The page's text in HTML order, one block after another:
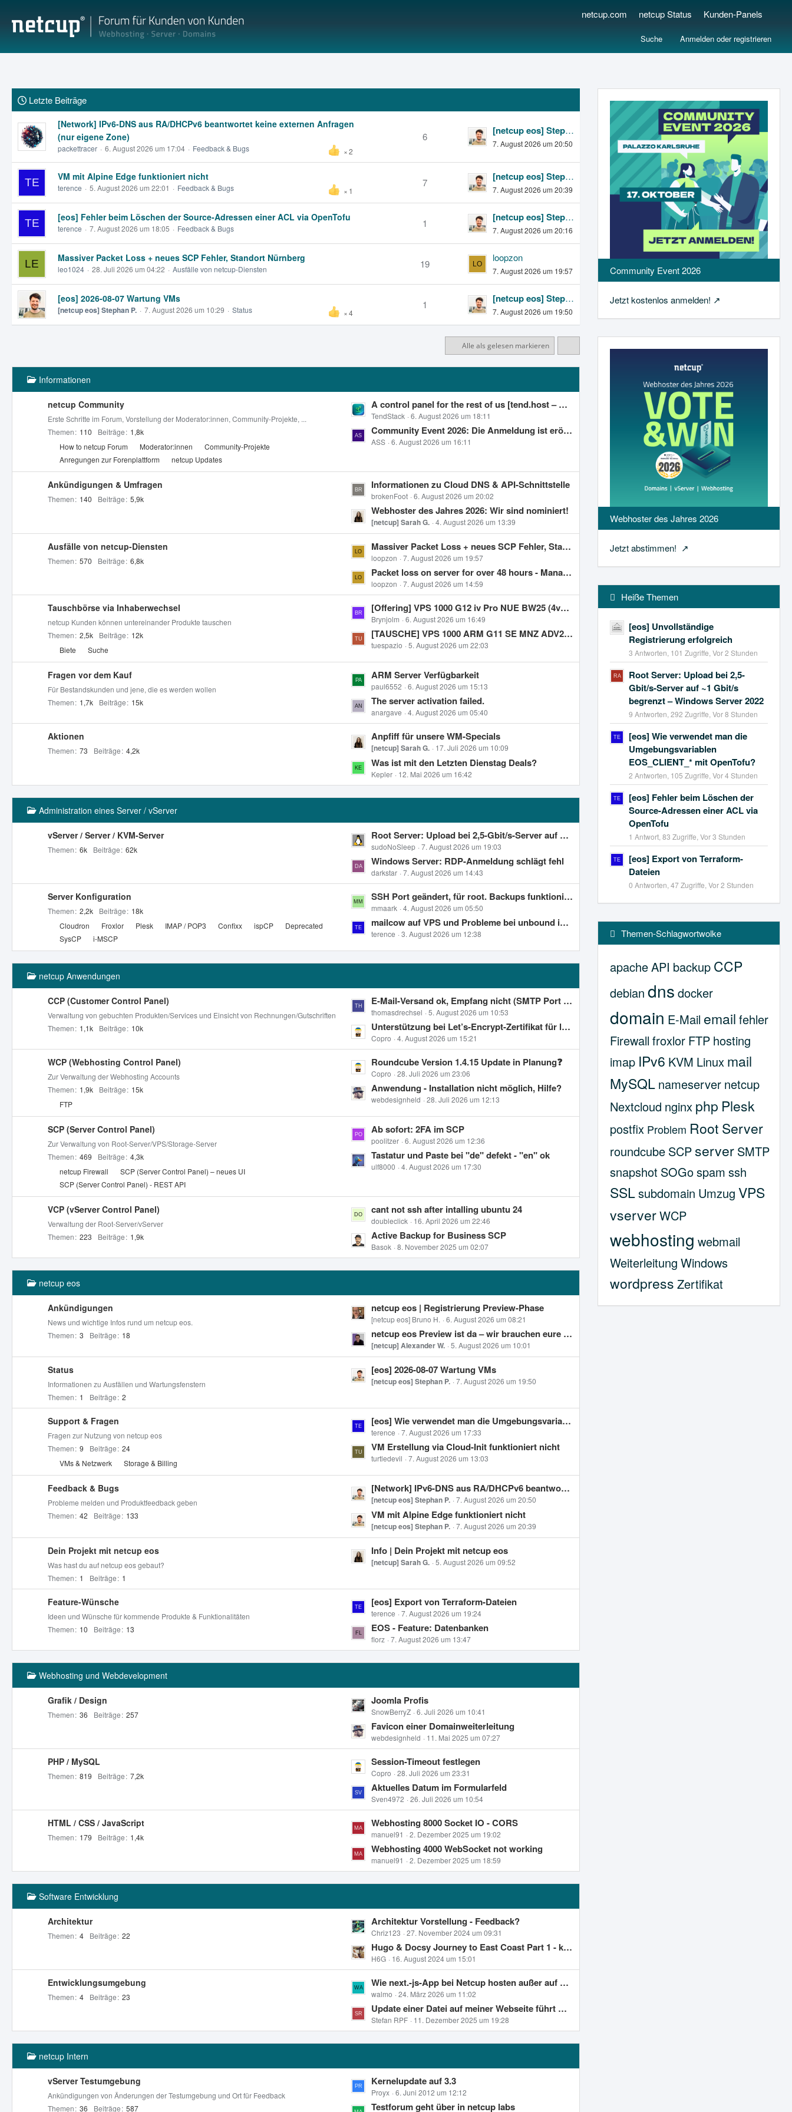
netcup.com netcup Status Kunden-Panels
Anmelden oder registrieren
Suche
Letzte Beiträge
[Network] IPv6-DNS aus RA/DHCPv6 beantwortet keine externen Anfragen
(nur eigene Zone)
2
packettracer 6. August 2026 um 17:04 Feedback & Bugs
6
[netcup eos] Stephan P.
7. August 2026 um 20:50
VM mit Alpine Edge funktioniert nicht
1
terence 5. August 2026 um 22:01 Feedback & Bugs 7
[netcup eos] Stephan P.
7. August 2026 um 20:39
[eos] Fehler beim Löschen der Source-Adressen einer ACL via OpenTofu
terence 7. August 2026 um 18:05 Feedback & Bugs 1
[netcup eos] Stephan P.
7. August 2026 um 20:16
Massiver Packet Loss + neues SCP Fehler, Standort Nürnberg
leo1024 28. Juli 2026 um 04:22 Ausfälle von netcup-Diensten 19
loopzon
7. August 2026 um 19:57
[eos] 2026-08-07 Wartung VMs
4
[netcup eos] Stephan P. 7. August 2026 um 10:29 Status 1
[netcup eos] Stephan P.
7. August 2026 um 19:50
Alle als gelesen markieren
Informationen
netcup Community
Erste Schritte im Forum, Vorstellung der Moderator:innen, Community-Projekte, ...
Themen
110 Beiträge 1,8k
L
e
t
z
e
B
e
i
t
r
ä
g
e
A control panel for the rest of us [tend.host – Das Open-Source-Control-Panel für App-Deployments, Backups & Server-Verwaltung]
TendStack 6. August 2026 um 18:11
Community Event 2026: Die Anmeldung ist eröffnet!
ASS 6. August 2026 um 16:11
t
e
r
r
e
n
How to netcup Forum Moderator:innen
Community-Projekte
Anregungen zur Forenplattform
netcup Updates
Ankündigungen & Umfragen
Themen 140 Beiträge 5,9k
L
e
t
z
t
e
B
e
i
g
Informationen zu Cloud DNS & API-Schnittstelle
brokenFoot 6. August 2026 um 20:02
Webhoster des Jahres 2026: Wir sind nominiert!
[netcup] Sarah G. 4. August 2026 um 13:39
Ausfälle von netcup-Diensten
Themen 570 Beiträge 6,8k
L
e
t
z
t
e
B
e
i
t
r
ä
g
e
Massiver Packet Loss + neues SCP Fehler, Standort Nürnberg
loopzon 7. August 2026 um 19:57
Packet loss on server for over 48 hours - Manassas
loopzon 7. August 2026 um 14:59
Tauschbörse via Inhaberwechsel
netcup Kunden können untereinander Produkte tauschen
Themen 2,5k Beiträge 12k
L
e
t
z
t
e
B
e
i
t
r
ä
g
e
[Offering] VPS 1000 G12 iv Pro NUE BW25 (4vcpu, 8gb ram, 512gb nvme)
Brynjolm 6. August 2026 um 16:49
[TAUSCHE] VPS 1000 ARM G11 SE MNZ ADV24 gegen x86 (RS oder VPS)
tuespazio 5. August 2026 um 22:03
n
t
e
r
o
r
e
Biete Suche
Fragen vor dem Kauf
Für Bestandskunden und jene, die es werden wollen
Themen
1,7k Beiträge 15k
L
e
t
z
t
e
B
e
i
e
ARM Server Verfügbarkeit
paul6552 6. August 2026 um 15:13
The server activation failed.
anargave 4. August 2026 um 05:40
Aktionen
Themen 73 Beiträge 4,2k
L
e
t
z
t
e
e
e
Anpfiff für unsere WM-Specials
[netcup] Sarah G. 17. Juli 2026 um 10:09
Was ist mit den Letzten Dienstag Deals?
Kepler 12. Mai 2026 um 16:42
Administration eines Server / vServer
vServer / Server / KVM-Server
Themen 6k Beiträge 62k
L
e
t
z
t
e
B
e
i
t
r
g
e
Root Server: Upload bei 2,5-Gbit/s-Server auf ~1 Gbit/s begrenzt – Windows Server 2022
sudoNoSleep 7. August 2026 um 19:03
Windows Server: RDP-Anmeldung schlägt fehl
darkstar 7. August 2026 um 14:43
Server Konfiguration
Themen 2,2k Beiträge 18k
L
e
t
z
t
e
e
i
t
r
ä
g
e
SSH Port geändert, für root. Backups funktionieren nicht.
mmaark 4. August 2026 um 05:50
mailcow auf VPS und Probleme bei unbound im Zusammenhang mit mail.protection.outlook.com
terence 3. August 2026 um 12:38
t
e
r
f
o
r
e
Cloudron Froxlor Plesk IMAP / POP3 Confixx ispCP
Deprecated
SysCP
i-MSCP
netcup Anwendungen
CCP (Customer Control Panel)
Verwaltung von gebuchten Produkten/Services und Einsicht von Rechnungen/Gutschriften
Themen
1,1k Beiträge 10k
L
e
t
z
t
e
B
e
i
t
r
ä
g
e
E-Mail-Versand ok, Empfang nicht (SMTP Port 25 is closed)
thomasdrechsel 5. August 2026 um 10:53
Unterstützung bei Let’s-Encrypt-Zertifikat für ludivanta.de gesucht
Copro 4. August 2026 um 15:21
WCP (Webhosting Control Panel)
Zur Verwaltung der Webhosting Accounts
Themen
1,9k Beiträge 15k
L
e
t
z
t
e
B
e
i
g
Roundcube Version 1.4.15 Update in Planung❓
Copro 28. Juli 2026 um 23:06
Anwendung - Installation nicht möglich, Hilfe?
webdesignheld 28. Juli 2026 um 12:13
n
t
e
r
r
e
n
FTP
SCP (Server Control Panel)
Zur Verwaltung von Root-Server/VPS/Storage-Server
Themen 469 Beiträge 4,3k
L
e
t
z
e
B
e
i
t
r
ä
e
Ab sofort: 2FA im SCP
poolitzer 6. August 2026 um 12:36
Tastatur und Paste bei "de" defekt - "en" ok
ulf8000 4. August 2026 um 17:30
t
e
r
f
r
e
n
netcup Firewall
SCP (Server Control Panel) – neues UI
SCP (Server Control Panel) - REST API
VCP (vServer Control Panel)
Verwaltung der Root-Server/vServer
Themen 223 Beiträge 1,9k
L
e
t
z
t
e
i
r
e
cant not ssh after intalling ubuntu 24
doubleclick 16. April 2026 um 22:46
Active Backup for Business SCP
Basok 8. November 2025 um 02:07
netcup eos
Ankündigungen
News und wichtige Infos rund um netcup eos.
Themen 3 Beiträge 18
L
e
t
z
t
e
B
i
t
r
ä
g
e
netcup eos | Registrierung Preview-Phase
[netcup eos] Bruno H. 6. August 2026 um 08:21
netcup eos Preview ist da – wir brauchen eure Meinung
[netcup] Alexander W. 5. August 2026 um 10:01
Status
Informationen zu Ausfällen und Wartungsfenstern
Themen
1 Beiträge 2
L
e
z
t
e
B
e
i
t
r
ä
g
e
[eos] 2026-08-07 Wartung VMs
[netcup eos] Stephan P. 7. August 2026 um 19:50
Support & Fragen
Fragen zur Nutzung von netcup eos
Themen 9 Beiträge 24
L
e
t
z
t
e
B
e
i
t
r
ä
e
[eos] Wie verwendet man die Umgebungsvariablen EOS_CLIENT_* mit OpenTofu?
terence 7. August 2026 um 17:33
VM Erstellung via Cloud-Init funktioniert nicht
turtledevil 7. August 2026 um 13:03
n
t
e
r
o
r
e
n
VMs & Netzwerk Storage & Billing
Feedback & Bugs
Probleme melden und Produktfeedback geben
Themen 42 Beiträge 133
L
e
t
z
t
e
B
i
t
r
ä
g
[Network] IPv6-DNS aus RA/DHCPv6 beantwortet keine externen Anfragen (nur eigene Zone)
[netcup eos] Stephan P. 7. August 2026 um 20:50
VM mit Alpine Edge funktioniert nicht
[netcup eos] Stephan P. 7. August 2026 um 20:39
Dein Projekt mit netcup eos
Was hast du auf netcup eos gebaut?
Themen
1 Beiträge 1
L
e
z
t
e
B
e
i
t
g
Info | Dein Projekt mit netcup eos
[netcup] Sarah G. 5. August 2026 um 09:52
Feature-Wünsche
Ideen und Wünsche für kommende Produkte & Funktionalitäten
Themen
10 Beiträge 13
L
e
t
z
t
e
i
r
g
e
[eos] Export von Terraform-Dateien
terence 7. August 2026 um 19:24
EOS - Feature: Datenbanken
florz 7. August 2026 um 13:47
Webhosting und Webdevelopment
Grafik / Design
Themen 36 Beiträge 257
L
e
t
z
t
e
B
e
i
r
g
e
Joomla Profis
SnowBerryZ 6. Juli 2026 um 10:41
Favicon einer Domainweiterleitung
webdesignheld 11. Mai 2025 um 07:27
PHP / MySQL
Themen 819 Beiträge 7,2k
L
e
t
z
t
e
B
e
i
g
e
Session-Timeout festlegen
Copro 28. Juli 2026 um 23:31
Aktuelles Datum im Formularfeld
Sven4972 26. Juli 2026 um 10:54
HTML / CSS / JavaScript
Themen 179 Beiträge 1,4k
L
e
t
z
t
e
i
r
g
e
Webhosting 8000 Socket IO - CORS
manuel91 2. Dezember 2025 um 19:02
Webhosting 4000 WebSocket not working
manuel91 2. Dezember 2025 um 18:59
Software Entwicklung
Architektur
Themen 4 Beiträge 22
L
e
t
z
t
e
B
e
i
g
e
Architektur Vorstellung - Feedback?
Chriz123 27. November 2024 um 09:31
Hugo & Docsy Journey to East Coast Part 1 - kann wer helfen?
H6G 16. August 2024 um 15:01
Entwicklungsumgebung
Themen 4 Beiträge 23
L
e
t
z
t
e
Wie next.-js-App bei Netcup hosten außer auf einem VPS?
walmo 24. März 2026 um 11:02
Update einer Datei auf meiner Webseite führt NICHT dazu, daß sie ausgeführt wird, sondern der alte Code
Stefan RPF 11. Dezember 2025 um 19:28
netcup Intern
vServer Testumgebung
Ankündigungen von Änderungen der Testumgebung und Ort für Feedback
Themen 36 Beiträge 587
L
e
t
Kernelupdate auf 3.3
Proyx 6. Juni 2012 um 12:12
Testforum geht über in netcup labs
Community Event 2026
Jetzt kostenlos anmelden!
Webhoster des Jahres 2026
Jetzt abstimmen!
Heiße Themen
[eos] Unvollständige
Registrierung erfolgreich
3 Antworten, 101 Zugriffe, Vor 2 Stunden
Root Server: Upload bei 2,5-
Gbit/s-Server auf ~1 Gbit/s
begrenzt – Windows Server 2022
9 Antworten, 292 Zugriffe, Vor 8 Stunden
[eos] Wie verwendet man die
Umgebungsvariablen
EOS_CLIENT_* mit OpenTofu?
2 Antworten, 105 Zugriffe, Vor 4 Stunden
[eos] Fehler beim Löschen der
Source-Adressen einer ACL via
OpenTofu
1 Antwort, 83 Zugriffe, Vor 3 Stunden
[eos] Export von Terraform-
Dateien
0 Antworten, 47 Zugriffe, Vor 2 Stunden
Themen-Schlagwortwolke
apacheAPI backup CCP
debian dns docker
domain E-Mail email fehler
Firewall froxlor FTP hosting
imap IPv6 KVM Linux mail
MySQL nameserver netcup
Nextcloud nginx php Plesk
postfix Problem Root Server
roundcube SCPserver SMTP
snapshot SOGospam ssh
SSLsubdomain Umzug VPS
vserverWCP
webhosting webmail
Weiterleitung Windows
wordpress Zertifikat